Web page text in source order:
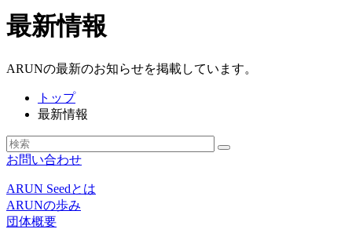
最新情報
ARUNの最新のお知らせを掲載しています。
トップ
最新情報
お問い合わせ
ARUN Seedとは
ARUNの歩み
団体概要